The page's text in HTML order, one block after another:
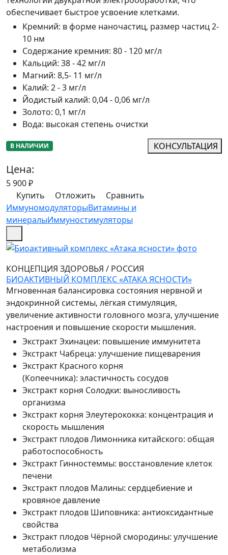
обеспечивает быстрое усвоение клетками.
Кремний: в форме наночастиц, размер частиц 2-
10 нм
Содержание кремния: 80 - 120 мг/л
Кальций: 38 - 42 мг/л
Магний: 8,5- 11 мг/л
Калий: 2 - 3 мг/л
Йодистый калий: 0,04 - 0,06 мг/л
Золото: 0,1 мг/л
Вода: высокая степень очистки
В НАЛИЧИИ КОНСУЛЬТАЦИЯ
Цена:
5 900₽
Купить
Отложить
Сравнить
ИммуномодуляторыВитамины и
минералыИммуностимуляторы
КОНЦЕПЦИЯ ЗДОРОВЬЯ / РОССИЯ
БИОАКТИВНЫЙ КОМПЛЕКС «АТАКА ЯСНОСТИ»
Мгновенная балансировка состояния нервной и
эндокринной системы, лёгкая стимуляция,
увеличение активности головного мозга, улучшение
настроения и повышение скорости мышления.
Экстракт Эхинацеи: повышение иммунитета
Экстракт Чабреца: улучшение пищеварения
Экстракт Красного корня
(Копеечника): эластичность сосудов
Экстракт корня Солодки: выносливость
организма
Экстракт корня Элеутерококка: концентрация и
скорость мышления
Экстракт плодов Лимонника китайского: общая
работоспособность
Экстракт Гинностеммы: восстановление клеток
печени
Экстракт плодов Малины: сердцебиение и
кровяное давление
Экстракт плодов Шиповника: антиоксидантные
свойства
Экстракт плодов Чёрной смородины: улучшение
метаболизма